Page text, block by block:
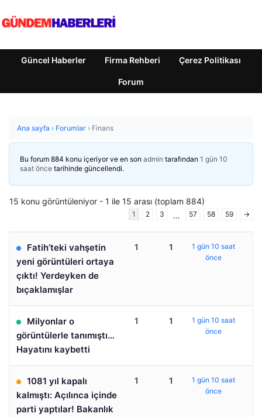
Güncel Haberler Firma Rehberi Çerez Politikası
Forum
Ana sayfa › Forumlar › Finans
Bu forum 884 konu içeriyor ve en son admin tarafından 1 gün 10
saat önce tarihinde güncellendi.
15 konu görüntüleniyor - 1 ile 15 arası (toplam 884)
1 2 3 … 57 58 59 →
Fatih’teki vahşetin
yeni görüntüleri ortaya
çıktı! Yerdeyken de
bıçaklamışlar
1 1
1 gün 10 saat
önce
Milyonlar o
görüntülerle tanımıştı…
Hayatını kaybetti
1 1
1 gün 10 saat
önce
1081 yıl kapalı
kalmıştı: Açılınca içinde
parti yaptılar! Bakanlık
1 1
1 gün 10 saat
önce